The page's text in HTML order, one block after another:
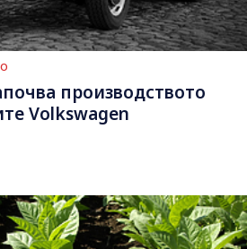
производството
Volkswagen